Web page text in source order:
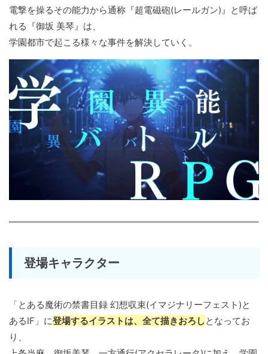
電撃を操るその能力から通称『超電磁砲(レールガン)』と呼ば
れる『御坂 美琴』は、
学園都市で起こる様々な事件を解決していく。
登場キャラクター
「とある魔術の禁書目録 幻想収束(イマジナリーフェスト)と
あるIF」に登場するイラストは、全て描きおろしとなってお
り、